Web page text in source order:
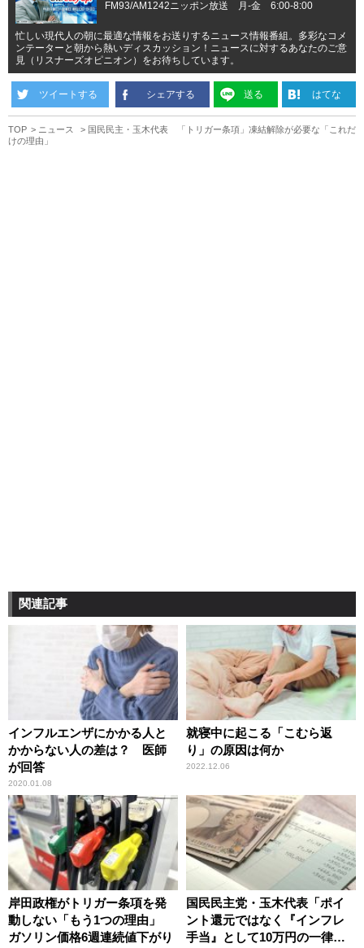
FM93/AM1242ニッポン放送 月-金 6:00-8:00
忙しい現代人の朝に最適な情報をお送りするニュース情報番組。多彩なコメ
ンテーターと朝から熱いディスカッション！ニュースに対するあなたのご意
見（リスナーズオピニオン）をお待ちしています。
ツイートする シェアする 送る はてな
TOP ニュース
国民民主・玉木代表 「トリガー条項」凍結解除が必要な「これだ
けの理由」
関連記事
インフルエンザにかかる人と
かからない人の差は？ 医師
が回答
2020.01.08
就寝中に起こる「こむら返
り」の原因は何か
2022.12.06
岸田政権がトリガー条項を発
動しない「もう1つの理由」
ガソリン価格6週連続値下がり
国民民主党・玉木代表「ポイ
ント還元ではなく『インフレ
手当』として10万円の一律給